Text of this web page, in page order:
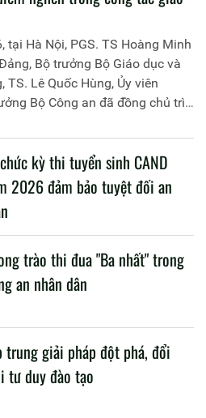
tại Hà Nội, PGS. TS Hoàng Minh
Bộ trưởng Bộ Giáo dục và
Lê Quốc Hùng, Ủy viên
Bộ Công an đã đồng chủ trì
dục và đào tạo của lực lượng
kỳ thi tuyển sinh CAND
2026 đảm bảo tuyệt đối an
trào thi đua "Ba nhất" trong
an nhân dân
trung giải pháp đột phá, đổi
tư duy đào tạo